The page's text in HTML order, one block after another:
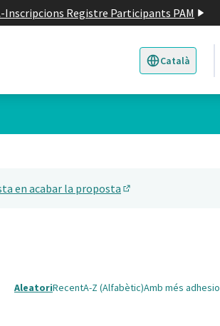
-Inscripcions Registre Participants PAM
Català
Triar la llengua
en acabar la proposta
AleatoriRecentA-Z (Alfabètic)Amb més